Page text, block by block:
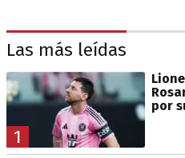
Las más leídas
1
por